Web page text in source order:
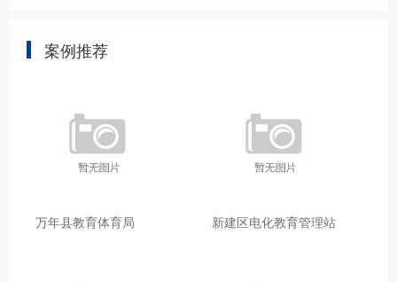
案例推荐
万年县教育体育局 新建区电化教育管理站